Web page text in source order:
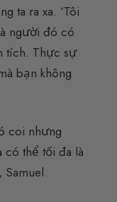
ta ra xa. ‘Tôi
người đó có
tích. Thực sự
bạn không
coi nhưng
có thể tối đa là
Samuel